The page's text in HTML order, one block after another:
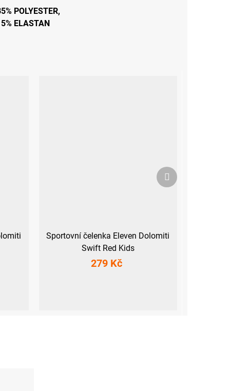
POLYESTER,
ELASTAN
Sportovní čelenka Eleven Dolomiti
Swift Red Kids
279 Kč
Další
produkt